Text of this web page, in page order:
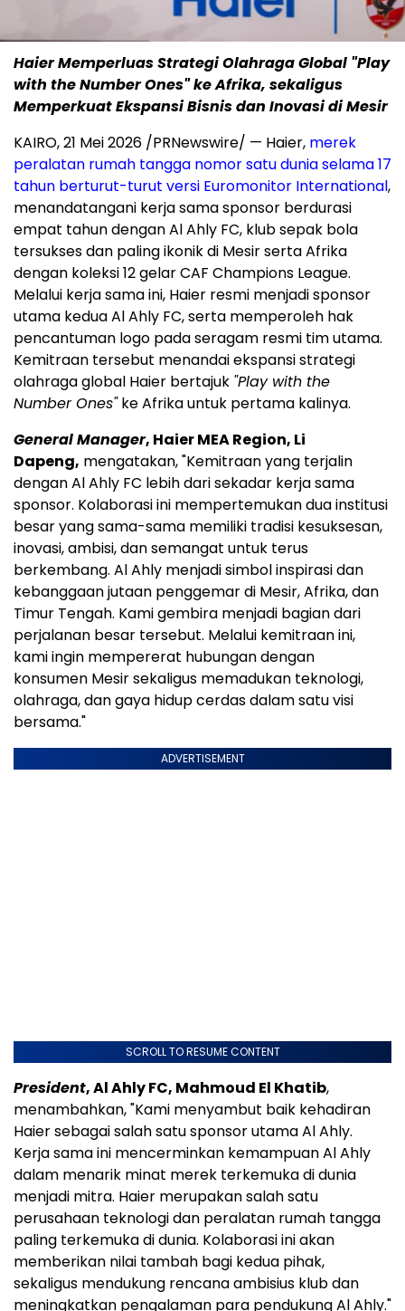
Haier Memperluas Strategi Olahraga Global "Play
with the Number Ones" ke Afrika, sekaligus
Memperkuat Ekspansi Bisnis dan Inovasi di Mesir
KAIRO, 21 Mei 2026 /PRNewswire/ — Haier, merek
peralatan rumah tangga nomor satu dunia selama 17
tahun berturut-turut versi Euromonitor International,
menandatangani kerja sama sponsor berdurasi
empat tahun dengan Al Ahly FC, klub sepak bola
tersukses dan paling ikonik di Mesir serta Afrika
dengan koleksi 12 gelar CAF Champions League.
Melalui kerja sama ini, Haier resmi menjadi sponsor
utama kedua Al Ahly FC, serta memperoleh hak
pencantuman logo pada seragam resmi tim utama.
Kemitraan tersebut menandai ekspansi strategi
olahraga global Haier bertajuk "Play with the
Number Ones"ke Afrika untuk pertama kalinya.
General Manager, Haier MEA Region, Li
Dapeng, mengatakan, "Kemitraan yang terjalin
dengan Al Ahly FC lebih dari sekadar kerja sama
sponsor. Kolaborasi ini mempertemukan dua institusi
besar yang sama-sama memiliki tradisi kesuksesan,
inovasi, ambisi, dan semangat untuk terus
berkembang. Al Ahly menjadi simbol inspirasi dan
kebanggaan jutaan penggemar di Mesir, Afrika, dan
Timur Tengah. Kami gembira menjadi bagian dari
perjalanan besar tersebut. Melalui kemitraan ini,
kami ingin mempererat hubungan dengan
konsumen Mesir sekaligus memadukan teknologi,
olahraga, dan gaya hidup cerdas dalam satu visi
bersama."
ADVERTISEMENT
SCROLL TO RESUME CONTENT
President, Al Ahly FC, Mahmoud El Khatib,
menambahkan, "Kami menyambut baik kehadiran
Haier sebagai salah satu sponsor utama Al Ahly.
Kerja sama ini mencerminkan kemampuan Al Ahly
dalam menarik minat merek terkemuka di dunia
menjadi mitra. Haier merupakan salah satu
perusahaan teknologi dan peralatan rumah tangga
paling terkemuka di dunia. Kolaborasi ini akan
memberikan nilai tambah bagi kedua pihak,
sekaligus mendukung rencana ambisius klub dan
meningkatkan pengalaman para pendukung Al Ahly."